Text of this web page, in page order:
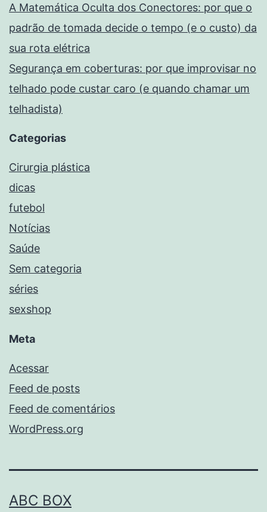
A Matemática Oculta dos Conectores: por que o
padrão de tomada decide o tempo (e o custo) da
sua rota elétrica
Segurança em coberturas: por que improvisar no
telhado pode custar caro (e quando chamar um
telhadista)
Categorias
Cirurgia plástica
dicas
futebol
Notícias
Saúde
Sem categoria
séries
sexshop
Meta
Acessar
Feed de posts
Feed de comentários
WordPress.org
ABC BOX